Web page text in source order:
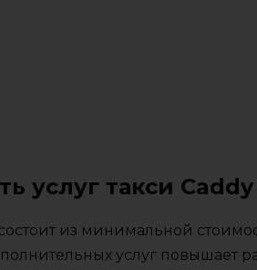
услуг такси Caddy
из минимальной
услуг повышает